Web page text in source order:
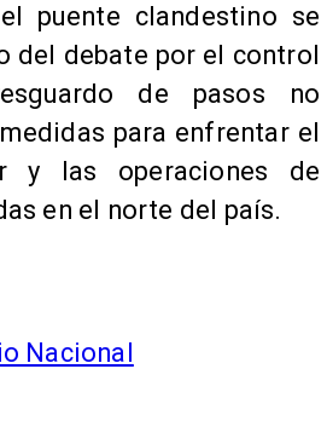
puente clandestino se
del debate por el control
de pasos no
para enfrentar el
y las operaciones de
en el norte del país.
Nacional